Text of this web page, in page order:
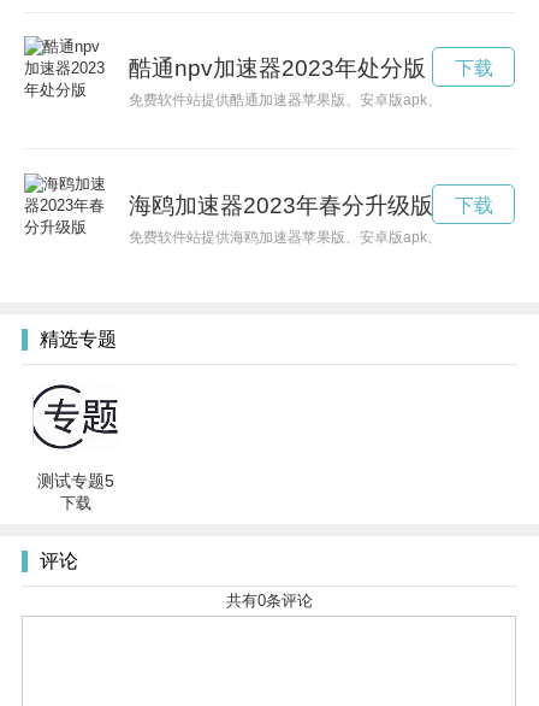
酷通npv加速器2023年处分版
免费软件站提供酷通加速器苹果版、安卓版apk、PC版等版本
下载
海鸥加速器2023年春分升级版
免费软件站提供海鸥加速器苹果版、安卓版apk、PC版等版本
下载
精选专题
测试专题5
下载
评论
共有0条评论